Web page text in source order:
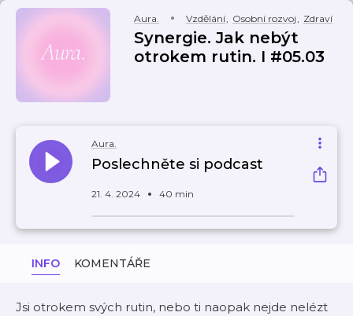
Aura. Vzdělání, Osobní rozvoj, Zdraví
Synergie. Jak nebýt
otrokem rutin. I #05.03
Aura.
Poslechněte si podcast
21. 4. 2024 40 min
INFO KOMENTÁŘE
Jsi otrokem svých rutin, nebo ti naopak nejde nelézt